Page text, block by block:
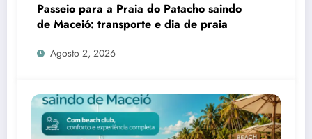
Passeio para a Praia do Patacho saindo
de Maceió: transporte e dia de praia
Agosto 2, 2026